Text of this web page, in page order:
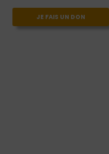
JE FAIS UN DON